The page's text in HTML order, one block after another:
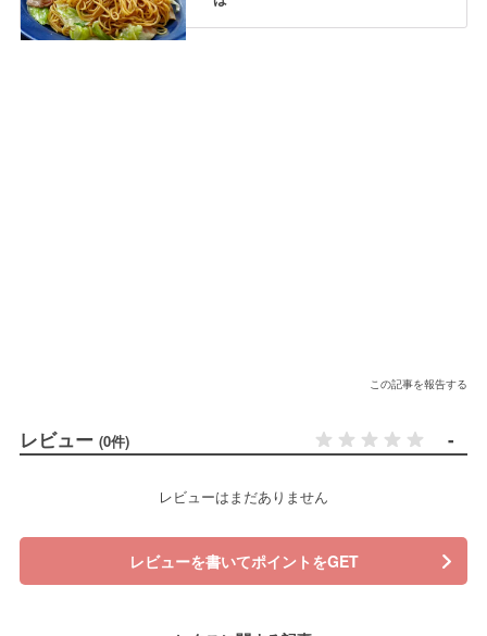
この記事を報告する
レビュー (0件) -
レビューはまだありません
レビューを書いてポイントをGET